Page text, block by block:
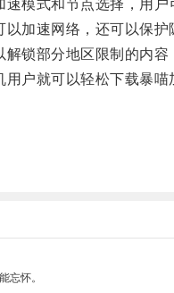
式和节点选择，用户
速网络，还可以保护
部分地区限制的内容
就可以轻松下载暴喵
忘怀。